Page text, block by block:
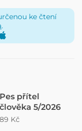
ke čtení
.
Pes přítel
člověka 5/2026
89 Kč